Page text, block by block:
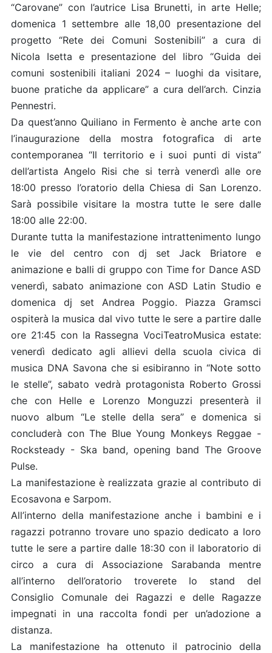
“Carovane” con l’autrice Lisa Brunetti, in arte Helle;
domenica 1 settembre alle 18,00 presentazione del
progetto “Rete dei Comuni Sostenibili” a cura di
Nicola Isetta e presentazione del libro “Guida dei
comuni sostenibili italiani 2024 – luoghi da visitare,
buone pratiche da applicare” a cura dell’arch. Cinzia
Pennestri.
Da quest’anno Quiliano in Fermento è anche arte con
l’inaugurazione della mostra fotografica di arte
contemporanea “Il territorio e i suoi punti di vista”
dell’artista Angelo Risi che si terrà venerdì alle ore
18:00 presso l’oratorio della Chiesa di San Lorenzo.
Sarà possibile visitare la mostra tutte le sere dalle
18:00 alle 22:00.
Durante tutta la manifestazione intrattenimento lungo
le vie del centro con dj set Jack Briatore e
animazione e balli di gruppo con Time for Dance ASD
venerdì, sabato animazione con ASD Latin Studio e
domenica dj set Andrea Poggio. Piazza Gramsci
ospiterà la musica dal vivo tutte le sere a partire dalle
ore 21:45 con la Rassegna VociTeatroMusica estate:
venerdì dedicato agli allievi della scuola civica di
musica DNA Savona che si esibiranno in “Note sotto
le stelle”, sabato vedrà protagonista Roberto Grossi
che con Helle e Lorenzo Monguzzi presenterà il
nuovo album “Le stelle della sera” e domenica si
concluderà con The Blue Young Monkeys Reggae -
Rocksteady - Ska band, opening band The Groove
Pulse.
La manifestazione è realizzata grazie al contributo di
Ecosavona e Sarpom.
All’interno della manifestazione anche i bambini e i
ragazzi potranno trovare uno spazio dedicato a loro
tutte le sere a partire dalle 18:30 con il laboratorio di
circo a cura di Associazione Sarabanda mentre
all’interno dell’oratorio troverete lo stand del
Consiglio Comunale dei Ragazzi e delle Ragazze
impegnati in una raccolta fondi per un’adozione a
distanza.
La manifestazione ha ottenuto il patrocinio della